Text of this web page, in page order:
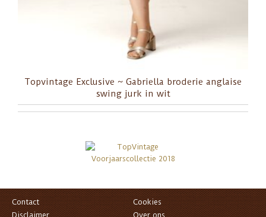
Topvintage Exclusive ~ Gabriella broderie anglaise
swing jurk in wit
Contact
Cookies
Disclaimer
Over ons